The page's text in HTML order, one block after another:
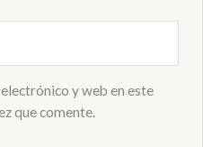
y web en este
que comente.